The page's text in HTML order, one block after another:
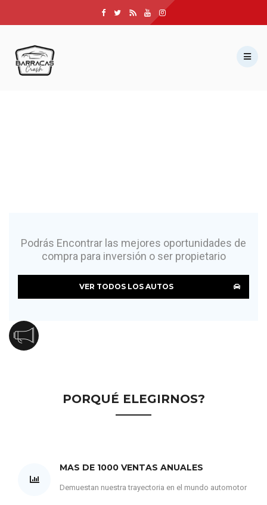
Podrás Encontrar las mejores oportunidades de
compra para inversión o ser propietario
VER TODOS LOS AUTOS
PORQUÉ ELEGIRNOS?
MAS DE 1000 VENTAS ANUALES
Demuestan nuestra trayectoria en el mundo automotor
INICIO
NOSOTROS
SERVICIOS